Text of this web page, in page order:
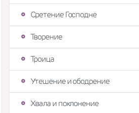
Сретение Господне
Творение
Троица
Утешение и ободрение
Хвала и поклонение